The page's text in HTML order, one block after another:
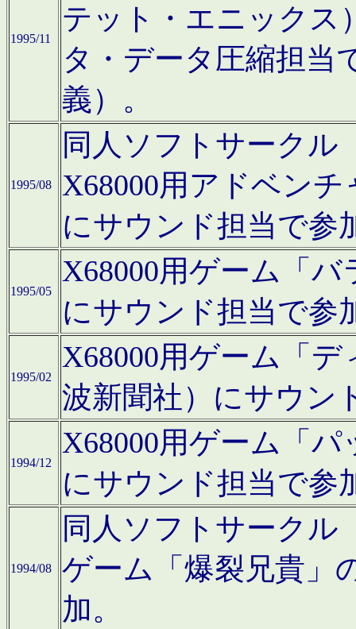
1995/11
テット・エニックス
タ・データ圧縮担当
義）。
1995/08
同人ソフトサークル
X68000用アドベン
にサウンド担当で参
1995/05
X68000用ゲーム「
にサウンド担当で参
1995/02
X68000用ゲーム「
波新聞社）にサウン
1994/12
X68000用ゲーム「
にサウンド担当で参
1994/08
同人ソフトサークル
ゲーム「爆裂兄貴」
加。